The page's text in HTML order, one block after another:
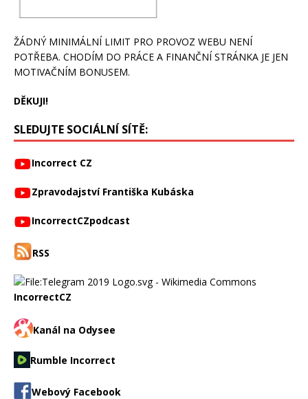
ŽÁDNÝ MINIMÁLNÍ LIMIT PRO PROVOZ WEBU NENÍ
POTŘEBA. CHODÍM DO PRÁCE A FINANČNÍ STRÁNKA JE JEN
MOTIVAČNÍM BONUSEM.
DĚKUJI!
SLEDUJTE SOCIÁLNÍ SÍTĚ:
Incorrect CZ
Zpravodajství Františka Kubáska
IncorrectCZpodcast
RSS
IncorrectCZ
Kanál na Odysee
Rumble Incorrect
Webový Facebook